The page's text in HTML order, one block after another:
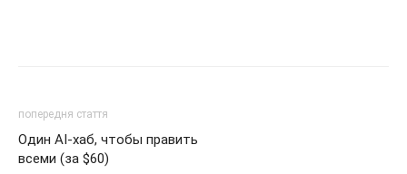
попередня стаття
Один AI-хаб, чтобы править
всеми (за $60)